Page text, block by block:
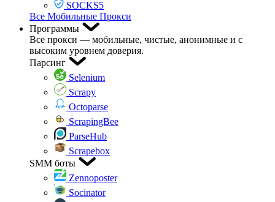
SOCKS5
Все Мобильные Прокси
Программы
Все прокси — мобильные, чистые, анонимные и с
высоким уровнем доверия.
Парсинг
Selenium
Scrapy
Octoparse
ScrapingBee
ParseHub
Scrapebox
SMM боты
Zennoposter
Socinator